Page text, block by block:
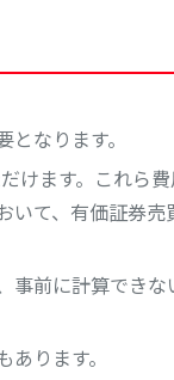
なります。
けます。これら
て、有価証券
前に計算でき
ります。